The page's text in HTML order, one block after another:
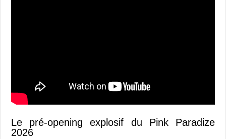
Le pré-opening explosif du Pink Paradize
2026